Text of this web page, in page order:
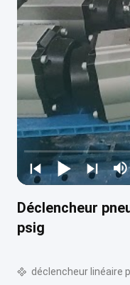
Déclencheur
psig
déclencheur linéaire